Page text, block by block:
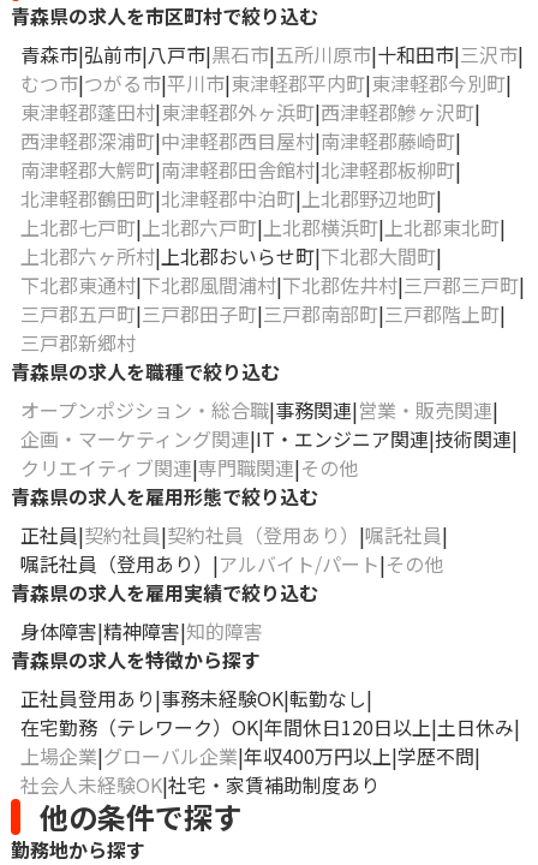
青森県の求人を市区町村で絞り込む
青森市 弘前市 八戸市 黒石市 五所川原市 十和田市 三沢市
むつ市 つがる市 平川市 東津軽郡平内町 東津軽郡今別町
東津軽郡蓬田村 東津軽郡外ヶ浜町 西津軽郡鰺ヶ沢町
西津軽郡深浦町 中津軽郡西目屋村 南津軽郡藤崎町
南津軽郡大鰐町 南津軽郡田舎館村 北津軽郡板柳町
北津軽郡鶴田町 北津軽郡中泊町 上北郡野辺地町
上北郡七戸町 上北郡六戸町 上北郡横浜町 上北郡東北町
上北郡六ヶ所村 上北郡おいらせ町 下北郡大間町
下北郡東通村 下北郡風間浦村 下北郡佐井村 三戸郡三戸町
三戸郡五戸町 三戸郡田子町 三戸郡南部町 三戸郡階上町
三戸郡新郷村
青森県の求人を職種で絞り込む
オープンポジション・総合職 事務関連 営業・販売関連
企画・マーケティング関連 IT・エンジニア関連 技術関連
クリエイティブ関連 専門職関連 その他
青森県の求人を雇用形態で絞り込む
正社員 契約社員 契約社員（登用あり）
嘱託社員
嘱託社員（登用あり）
アルバイト/パート その他
青森県の求人を雇用実績で絞り込む
身体障害 精神障害 知的障害
青森県の求人を特徴から探す
正社員登用あり 事務未経験OK 転勤なし
在宅勤務（テレワーク）OK 年間休日120日以上 土日休み
上場企業 グローバル企業 年収400万円以上 学歴不問
社会人未経験OK 社宅・家賃補助制度あり
他の条件で探す
勤務地から探す